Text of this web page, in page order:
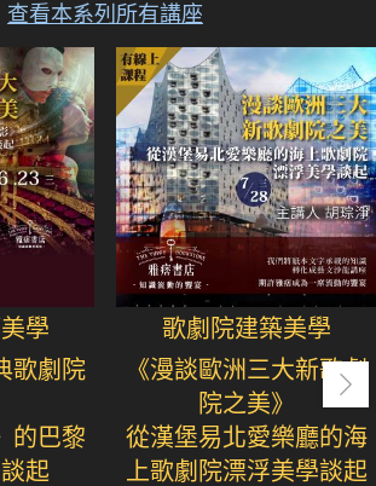
查看本系列所有講座
學
歌劇院
的巴黎
起
歌劇院建築美學
《漫談歐洲三大新歌劇
院之美》
從漢堡易北愛樂廳的海
上歌劇院漂浮美學談起